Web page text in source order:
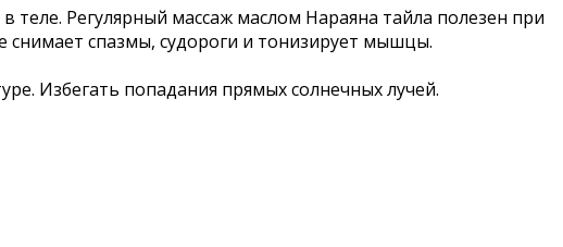
Регулярный массаж маслом Нараяна тайла полезен при
спазмы, судороги и тонизирует мышцы.
Избегать попадания прямых солнечных лучей.